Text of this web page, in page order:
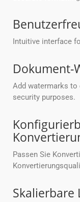
Intuitive interface
Dokument-
Add watermarks
security purposes.
Passen Sie
Skalierbare